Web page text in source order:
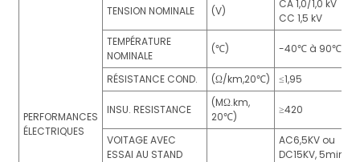
PERFORMANCES
ÉLECTRIQUES
TENSION NOMINALE (V)
CA 1,0/1,0 kV
CC 1,5 kV
TEMPÉRATURE
NOMINALE
(℃) -40℃ à 90℃
RÉSISTANCE COND. (Ω/km,20℃) ≤1,95
INSU. RESISTANCE
(MΩ.km,
20℃)
≥420
VOITAGE AVEC
ESSAI AU STAND
AC6,5KV ou
DC15KV, 5min